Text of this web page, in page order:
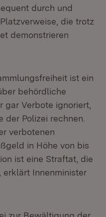
durch und
die trotz
demonstrieren
ist ein
behördliche
Verbote ignoriert,
der Polizei rechnen.
verbotenen
in Höhe von bis
ist eine Straftat, die
erklärt Innenminister